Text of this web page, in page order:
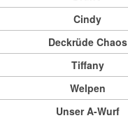
Cindy
Deckrüde Chaos
Tiffany
Welpen
Unser A-Wurf